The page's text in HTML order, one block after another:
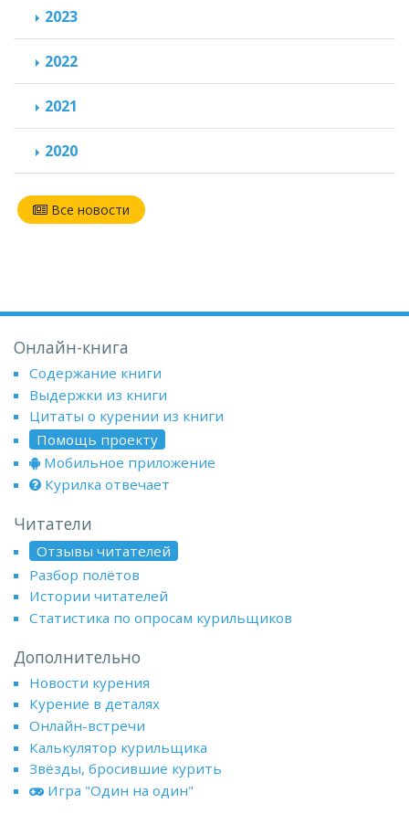
2023
2022
2021
2020
Все новости
Онлайн-книга
Содержание книги
Выдержки из книги
Цитаты о курении из книги
Помощь проекту
Мобильное приложение
Курилка отвечает
Читатели
Отзывы читателей
Разбор полётов
Истории читателей
Статистика по опросам курильщиков
Дополнительно
Новости курения
Курение в деталях
Онлайн-встречи
Калькулятор курильщика
Звёзды, бросившие курить
Игра "Один на один"